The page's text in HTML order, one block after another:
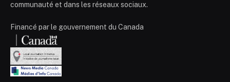
communauté et dans les réseaux sociaux.
Financé par le gouvernement du Canada